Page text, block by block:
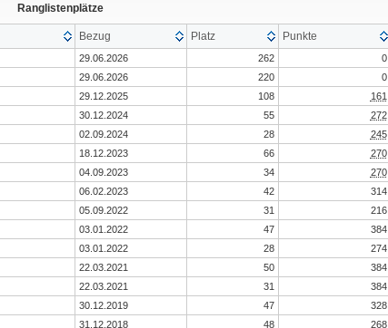
Ranglistenplätze
Bezug Platz Punkte
29.06.2026 262
0
29.06.2026 220
0
29.12.2025 108
161
30.12.2024 55
272
02.09.2024 28
245
18.12.2023 66
270
04.09.2023 34
270
06.02.2023 42
314
05.09.2022 31
216
03.01.2022 47
384
03.01.2022 28
274
22.03.2021 50
384
22.03.2021 31
384
30.12.2019 47
328
31.12.2018 48
268